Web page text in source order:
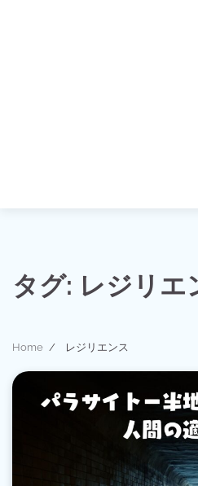
タグ: レジリエ
Home レジリエンス